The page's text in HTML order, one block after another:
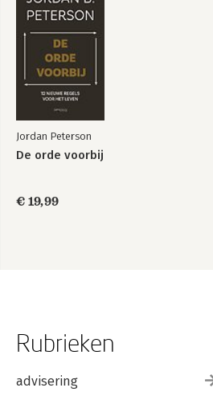
Jordan Peterson
De orde voorbij
€ 19,99
Rubrieken
advisering